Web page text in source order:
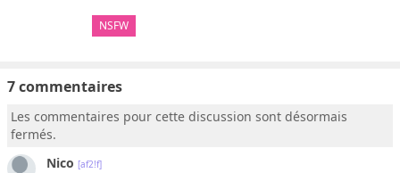
NSFW
7 commentaires
Les commentaires pour cette discussion sont désormais
fermés.
Nico [af2!f]